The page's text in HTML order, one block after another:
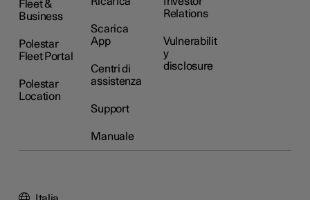
Fleet &
Business
Polestar
Fleet Portal
Polestar
Location
Scarica
App
Centri di
assistenza
Support
Manuale
Relations
Vulnerabilit
y
disclosure